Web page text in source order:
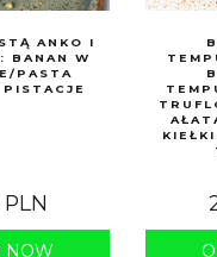
ANKO I
BANAN W
PASTA
NOW